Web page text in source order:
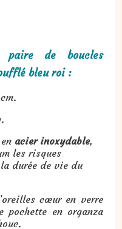
paire de boucles
bleu roi :
acier inoxydable,
les risques
durée de vie du
cœur en verre
pochette en organza